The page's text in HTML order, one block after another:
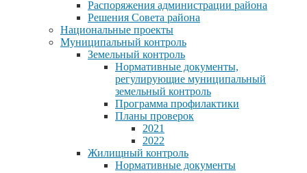
Распоряжения администрации района
Решения Совета района
Национальные проекты
Муниципальный контроль
Земельный контроль
Нормативные документы,
регулирующие муниципальный
земельный контроль
Программа профилактики
Планы проверок
2021
2022
Жилищный контроль
Нормативные документы